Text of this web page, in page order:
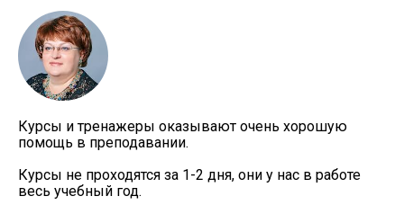
Курсы и тренажеры оказывают очень хорошую
помощь в преподавании.
Курсы не проходятся за 1-2 дня, они у нас в работе
весь учебный год.